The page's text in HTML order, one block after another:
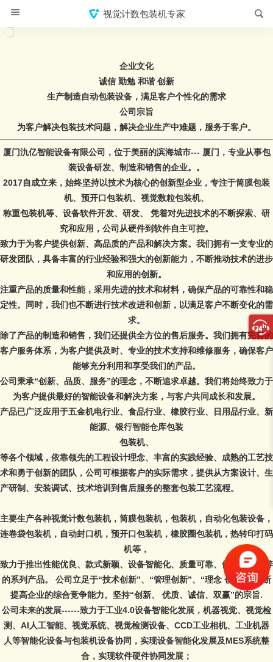
视觉计数包装机专家
企业文化
诚信 勤勉 和谐 创新
生产制造自动包装设备 ，满足客户个性化的需求
公司宗旨
为客户解决包装技术问题，解决企业生产中难题，服务于客户。
厦门氿亿智能设备有限公司，位于美丽的滨海城市--- 厦门，专业从事包
装设备研发、制造和销售的企业。。
2017自成立来，始终坚持以技术为核心的创新型企业，专注于筒膜包装
机、预开口包装机、 视觉数粒包装机、
称重包装机等、设备软件开发、研发、 凭着对先进技术的不断探索、研
究和应用，公司从硬件到软件自主可控。
致力于为客户提供创新、高品质的产品和解决方案。我们拥有一支专业的
研发团队，具备丰富的行业经验和强大的创新能力，不断推动技术的进步
和应用的创新。
注重产品的质量和性能，采用先进的技术和材料，确保产品的可靠性和稳
定性。同时，我们也不断进行技术改进和创新，以满足客户不断变化的需
求。
除了产品的制造和销售，我们还提供全方位的售后服务。我们拥有完善的
客户服务体系，为客户提供及时、专业的技术支持和维修服务，确保客户
能够充分利用和享受我们的产品。
公司秉承“创新、品质、服务”的理念，不断追求卓越。我们将始终致力于
为客户提供最好的智能设备和解决方案，与客户共同成长和发展。
产品已广泛应用于五金机电行业、食品行业、橡胶行业、日用品行业、新
能源、银行智能仓库包装
包装机、
等各个领域，依靠领先的工程设计理念、丰富的实践经验、成熟的工艺技
术和勇于创新的团队，公司可根据客户的实际需求，提供从方案设计、生
产研制、安装调试、技术培训到售后服务的整套包装工艺流程。
主要生产各种视觉计数包装机， 筒膜包装机，包装机，自动化包装设备 ，
连卷袋包装机，自动封口机， 预开口包装机，橡胶圈包装机，热转印打码
机等，
致力于推出性能优良、款式新颖、设备智能化、质量可靠、便于维护保养
的系列产品。 公司立足于“技术创新”、“管理创新”、“理念 创新”，不断
提高企业的综合竞争能力。坚持“创新、 优质、诚信、双赢”的宗旨.
公司未来的发展------致力于工业4.0设备智能化发展，机器视觉、视觉检
测、AI人工智能、视觉系统、视觉检测设备、CCD工业相机、工业机器
人等智能化设备与包装机设备协同，实现设备智能化发展及MES系统整
合，实现软件硬件协同发展；